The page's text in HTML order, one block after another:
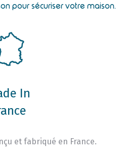
pour sécuriser votre maison.
In
et fabriqué en France.